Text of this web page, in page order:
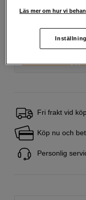
Startavgift 579 SEK,
riskerar du en
bostad, teckna
Fri frakt vid
Köp nu och
Personlig
Läs mer om hur vi